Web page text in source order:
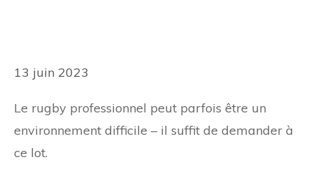
13 juin 2023
Le rugby professionnel peut parfois être un
environnement difficile – il suffit de demander à
ce lot.